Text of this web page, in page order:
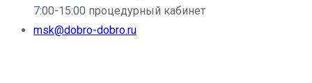
7:00-15:00 процедурный кабинет
msk@dobro-dobro.ru